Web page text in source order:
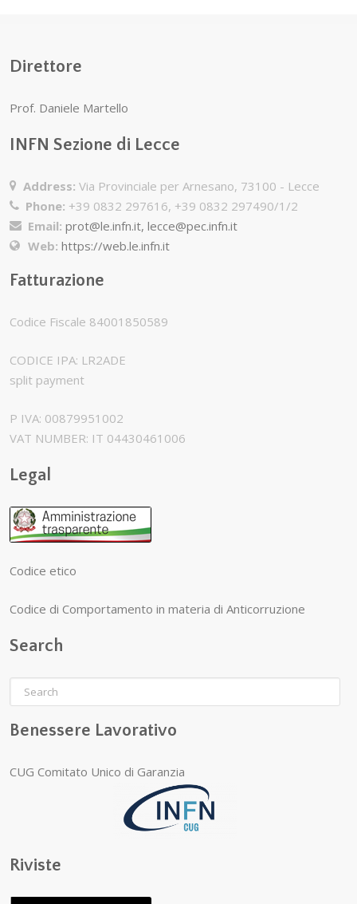
Direttore
Prof. Daniele Martello
INFN Sezione di Lecce
Address: Via Provinciale per Arnesano, 73100 - Lecce
Phone: +39 0832 297616, +39 0832 297490/1/2
Email: prot@le.infn.it, lecce@pec.infn.it
Web: https://web.le.infn.it
Fatturazione
Codice Fiscale 84001850589
CODICE IPA: LR2ADE
split payment
P IVA: 00879951002
VAT NUMBER: IT 04430461006
Legal
Codice etico
Codice di Comportamento in materia di Anticorruzione
Search
Benessere Lavorativo
CUG Comitato Unico di Garanzia
Riviste